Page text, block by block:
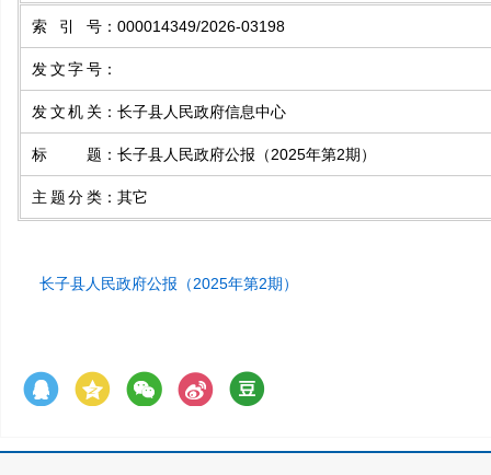
索引号 ： 000014349/2026-03198
发文字号 ：
发文机关 ： 长子县人民政府信息中心
标题 ： 长子县人民政府公报（2025年第2期）
主题分类 ： 其它
长子县人民政府公报（2025年第2期）